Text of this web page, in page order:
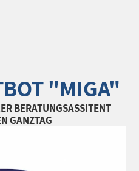
"MIGA"
BERATUNGSASSITENT
GANZTAG